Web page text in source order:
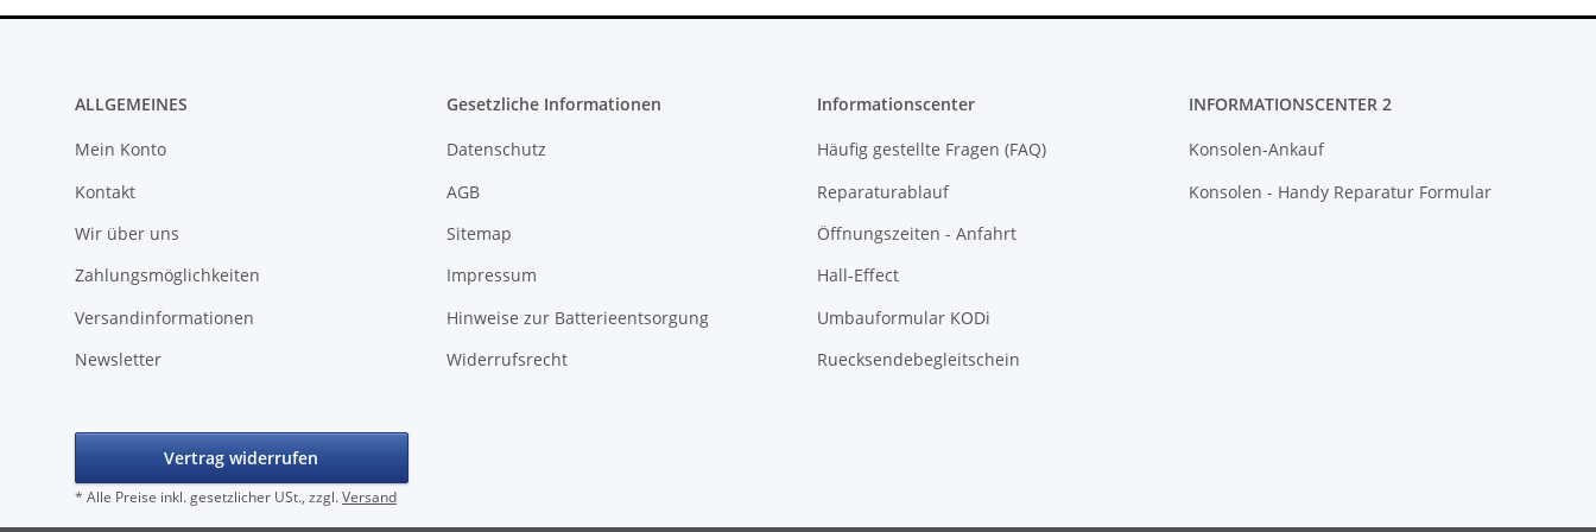
ALLGEMEINES
Mein Konto
Kontakt
Wir über uns
Zahlungsmöglichkeiten
Versandinformationen
Newsletter
Gesetzliche Informationen
Datenschutz
AGB
Sitemap
Impressum
Hinweise zur Batterieentsorgung
Widerrufsrecht
Informationscenter
Häufig gestellte Fragen (FAQ)
Reparaturablauf
Öffnungszeiten - Anfahrt
Hall-Effect
Umbauformular KODi
Ruecksendebegleitschein
INFORMATIONSCENTER 2
Konsolen-Ankauf
Konsolen - Handy Reparatur Formular
Vertrag widerrufen
* Alle Preise inkl. gesetzlicher USt., zzgl.Versand